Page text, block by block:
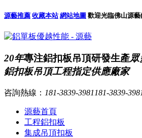
源藝推薦 收藏本站 網站地圖 歡迎光臨佛山源藝
20年專注鋁扣板吊頂研發生產眾
鋁扣板吊頂工程指定供應廠家
咨詢熱線： 181-3839-3981 181-3839-
源藝首頁
工程鋁扣板
集成吊頂扣板